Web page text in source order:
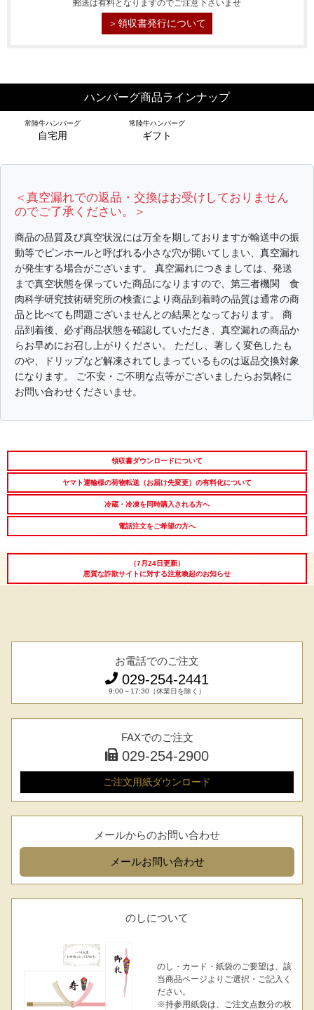
シーン別特集
お中元ギフト
お中元ハムギフ
ト
誕生日ギフト
出産内祝い 結婚内祝い 法事・香典返し
長寿祝い 高級肉ギフト 法人ギフト
LINEギフト ふるさと納税
郵送は有料となりますのでご注意下さいませ
＞領収書発行について
ハンバーグ商品ラインナップ
常陸牛ハンバーグ
自宅用
常陸牛ハンバーグ
ギフト
＜真空漏れでの返品・交換はお受けしておりません
のでご了承ください。＞
商品の品質及び真空状況には万全を期しておりますが輸送中の振
動等でピンホールと呼ばれる小さな穴が開いてしまい、真空漏れ
が発生する場合がございます。 真空漏れにつきましては、発送
まで真空状態を保っていた商品になりますので、第三者機関 食
肉科学研究技術研究所の検査により商品到着時の品質は通常の商
品と比べても問題ございませんとの結果となっております。 商
品到着後、必ず商品状態を確認していただき、真空漏れの商品か
らお早めにお召し上がりください。 ただし、著しく変色したも
のや、ドリップなど解凍されてしまっているものは返品交換対象
になります。 ご不安・ご不明な点等がございましたらお気軽に
お問い合わせくださいませ。
領収書ダウンロードについて
ヤマト運輸様の荷物転送（お届け先変更）の有料化について
冷蔵・冷凍を同時購入される方へ
電話注文をご希望の方へ
（7月24日更新）
悪質な詐欺サイトに対する注意喚起のお知らせ
お電話でのご注文
029-254-2441
9:00～17:30（休業日を除く）
FAXでのご注文
029-254-2900
ご注文用紙ダウンロード
メールからのお問い合わせ
メールお問い合わせ
のしについて
のし・カード・紙袋のご要望は、該
当商品ページよりご選択・ご記入く
ださい。
※持参用紙袋は、ご注文点数分の枚